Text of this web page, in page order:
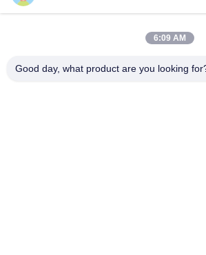
6:09 AM
Good day, what product are you looking